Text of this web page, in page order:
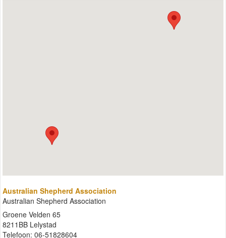
Australian Shepherd Association
Australian Shepherd Association
Groene Velden 65
8211BB Lelystad
Telefoon: 06-51828604